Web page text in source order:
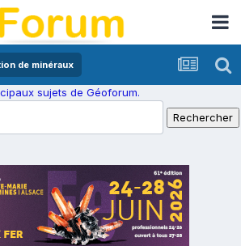
de minéraux
sujets de Géoforum.